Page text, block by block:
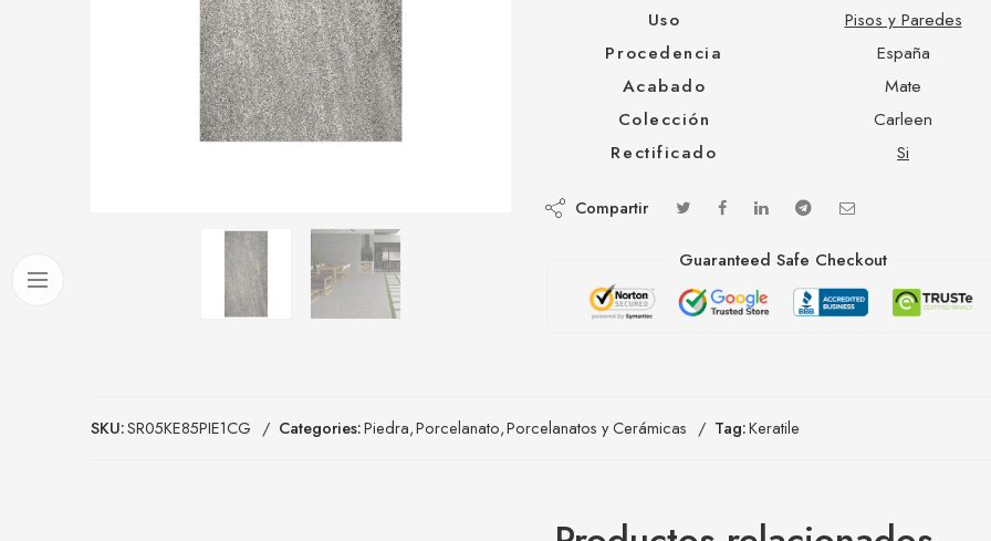
Uso
Pisos y Paredes
Procedencia
España
Acabado
Mate
Colección
Carleen
Rectificado
Si
Compartir
Guaranteed Safe Checkout
SKU:SR05KE85PIE1CG Categories:Piedra,Porcelanato,Porcelanatos y Cerámicas Tag:Keratile